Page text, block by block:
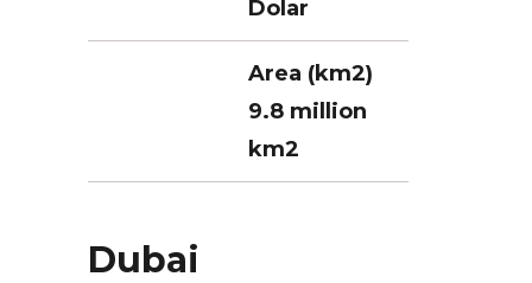
Dolar
Area (km2)
9.8 million
km2
Dubai